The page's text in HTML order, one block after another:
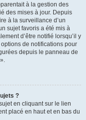
à la gestion des
des mises à jour. Depuis
à la surveillance d’un
sujet favoris a été mis à
d’être notifié lorsqu’il y
de notifications pour
depuis le panneau de
?
en cliquant sur le lien
placé en haut et en bas du